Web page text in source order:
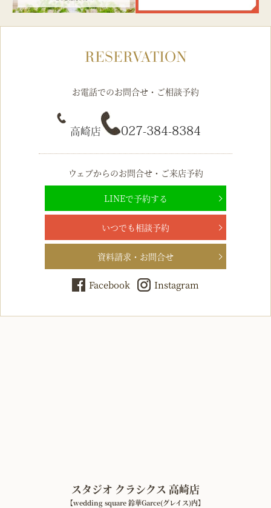
RESERVATION
お電話でのお問合せ・ご相談予約
高崎店 027-384-8384
ウェブからのお問合せ・ご来店予約
LINEで予約する
いつでも相談予約
資料請求・お問合せ
Facebook Instagram
スタジオ クラシクス 高崎店
【wedding square 鈴華Garce(グレイス)内】